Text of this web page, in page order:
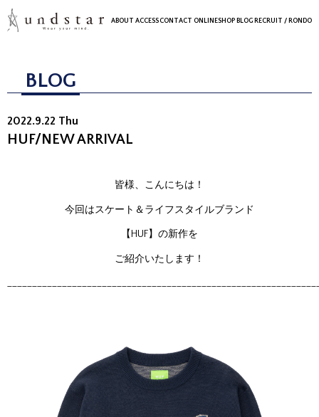
ABOUT ACCESSCONTACT ONLINESHOP BLOG RECRUIT / RONDO
BLOG
2022.9.22 Thu
HUF/NEW ARRIVAL
皆様、こんにちは！
今回はスケート＆ライフスタイルブランド
【HUF】の新作を
ご紹介いたします！